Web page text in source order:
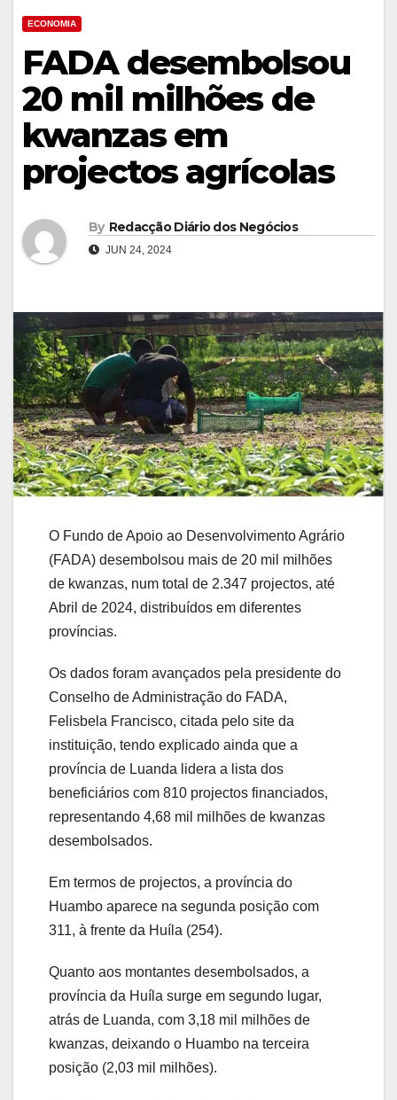
ECONOMIA
FADA desembolsou
20 mil milhões de
kwanzas em
projectos agrícolas
By Redacção Diário dos Negócios
JUN 24, 2024
O Fundo de Apoio ao Desenvolvimento Agrário
(FADA) desembolsou mais de 20 mil milhões
de kwanzas, num total de 2.347 projectos, até
Abril de 2024, distribuídos em diferentes
províncias.
Os dados foram avançados pela presidente do
Conselho de Administração do FADA,
Felisbela Francisco, citada pelo site da
instituição, tendo explicado ainda que a
província de Luanda lidera a lista dos
beneficiários com 810 projectos financiados,
representando 4,68 mil milhões de kwanzas
desembolsados.
Em termos de projectos, a província do
Huambo aparece na segunda posição com
311, à frente da Huíla (254).
Quanto aos montantes desembolsados, a
província da Huíla surge em segundo lugar,
atrás de Luanda, com 3,18 mil milhões de
kwanzas, deixando o Huambo na terceira
posição (2,03 mil milhões).